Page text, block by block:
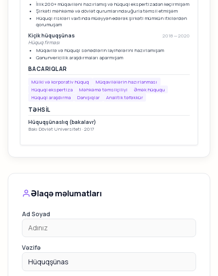
Əlaqə məlumatları
Ad Soyad
Vəzifə
İllik 200+ müqaviləni hazırlamış və hüquqi ekspertizadan keçirmişəm
Şirkəti məhkəmə və dövlət qurumlarında uğurla təmsil etmişəm
Hüquqi riskləri vaxtında müəyyən edərək şirkəti mümkün itkilərdən
qorumuşam
Kiçik hüquqşünas 2018 — 2020
Hüquq firması
Müqavilə və hüquqi sənədlərin layihələrini hazırlamışam
Qanunvericilik araşdırmaları aparmışam
BACARIQLAR
Mülki və korporativ hüquq
Müqavilələrin hazırlanması
Hüquqi ekspertiza
Məhkəmə təmsilçiliyi
Əmək hüququ
Hüquqi araşdırma
Danışıqlar Analitik təfəkkür
TƏHSIL
Hüquqşünaslıq (bakalavr)
Bakı Dövlət Universiteti · 2017